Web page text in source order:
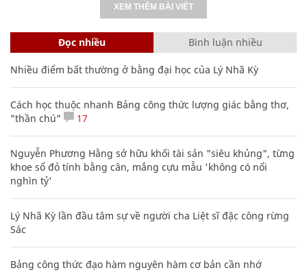
XEM THÊM BÀI VIẾT
Đọc nhiều Bình luận nhiều
Nhiều điểm bất thường ở bằng đại học của Lý Nhã Kỳ
Cách học thuộc nhanh Bảng công thức lượng giác bằng thơ,
"thần chú"
17
Nguyễn Phương Hằng sở hữu khối tài sản "siêu khủng", từng
khoe sổ đỏ tính bằng cân, mắng cựu mẫu 'không có nổi
nghìn tỷ'
Lý Nhã Kỳ lần đầu tâm sự về người cha Liệt sĩ đặc công rừng
Sác
Bảng công thức đạo hàm nguyên hàm cơ bản cần nhớ